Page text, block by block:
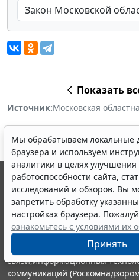
Показать
Источник:Московская
Мы обрабатываем локальные
браузера и используем
аналитики в целях
работоспособности сайта,
исследований и обзоров. Вы
запретить обработку
настройках браузера.
ознакомьтесь с условиями их
Принять
© ООО "НПП "ГАРАНТ-СЕРВИС",
выпускается с 1990 года.
являются участниками
информации ГАРАНТ.
Портал ГАРАНТ.РУ
издания Федеральной
связи,информационных
коммуникаций